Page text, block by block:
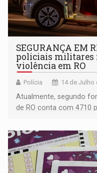
SEGURANÇA EM
policiais militares
violência em RO
Polícia 14 de Julho
Atualmente, segundo
de RO conta com 4710